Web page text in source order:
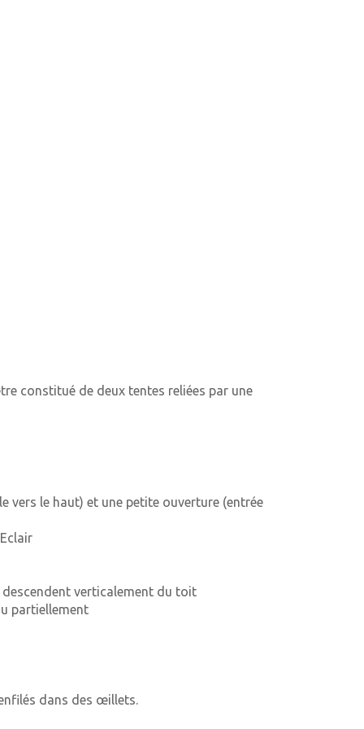
constitué de deux tentes reliées par une
vers le haut) et une petite ouverture (entrée
descendent verticalement du toit
partiellement
dans des œillets.